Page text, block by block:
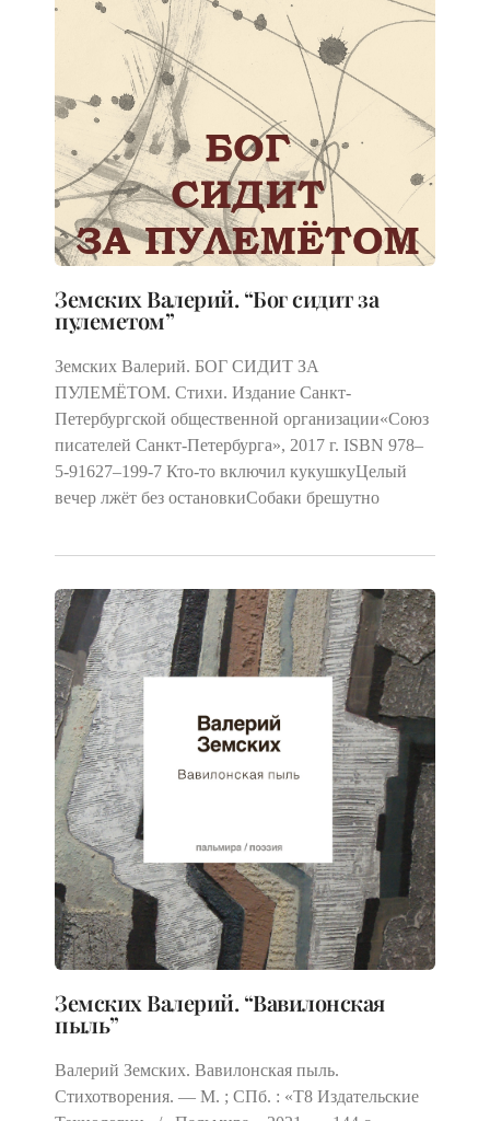
Земских Валерий. “Бог сидит за
пулеметом”
Земских Валерий. БОГ СИДИТ ЗА
ПУЛЕМЁТОМ. Стихи. Издание Cанкт-
Петербургской общественной организации«Союз
писателей Санкт-Петербурга», 2017 г. ISBN 978–
5‑91627–199‑7 Кто-то включил кукушкуЦелый
вечер лжёт без остановкиСобаки брешутно
Земских Валерий. “Вавилонская
пыль”
Валерий Земских. Вавилонская пыль.
Стихотворения. — М. ; СПб. : «Т8 Издательские